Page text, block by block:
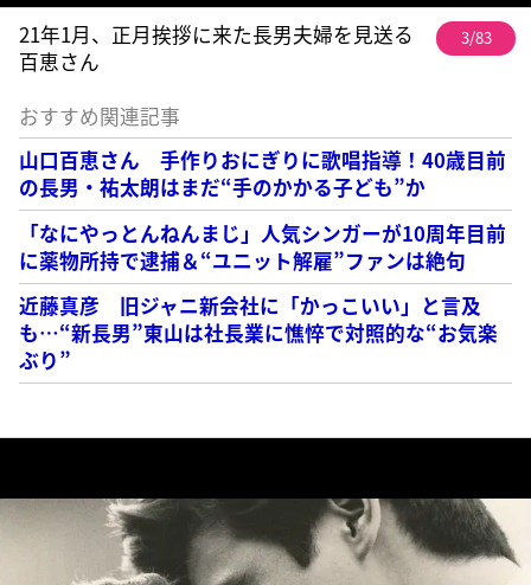
21年1月、正月挨拶に来た長男夫婦を見送る
百恵さん
3/83
おすすめ関連記事
山口百恵さん 手作りおにぎりに歌唱指導！40歳目前
の長男・祐太朗はまだ“手のかかる子ども”か
「なにやっとんねんまじ」人気シンガーが10周年目前
に薬物所持で逮捕＆“ユニット解雇”ファンは絶句
近藤真彦 旧ジャニ新会社に「かっこいい」と言及
も…“新長男”東山は社長業に憔悴で対照的な“お気楽
ぶり”